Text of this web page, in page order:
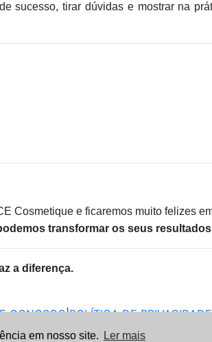
em nosso site. Ler mais
sucesso, tirar dúvidas e mostrar na
Cosmetique e ficaremos muito felizes
transformar os seus
a diferença.
CONOSCO|POLÍTICA DE PRIVACIDADE